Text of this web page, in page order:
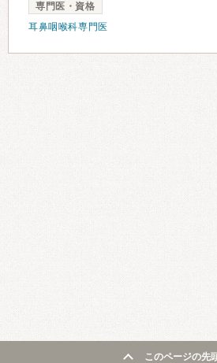
専門医・資格
耳鼻咽喉科専門医
このページの先